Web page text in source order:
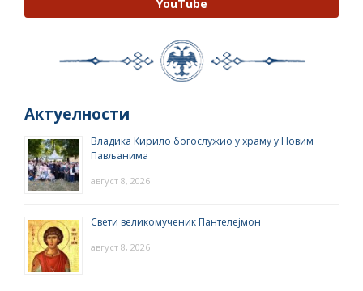
YouTube
Актуелности
Владика Кирило богослужио у храму у Новим
Пављанима
август 8, 2026
Свети великомученик Пантелејмон
август 8, 2026